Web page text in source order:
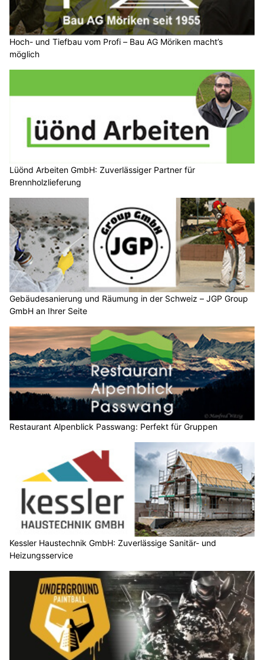
Hoch- und Tiefbau vom Profi – Bau AG Möriken macht’s
möglich
Lüönd Arbeiten GmbH: Zuverlässiger Partner für
Brennholzlieferung
Gebäudesanierung und Räumung in der Schweiz – JGP Group
GmbH an Ihrer Seite
Restaurant Alpenblick Passwang: Perfekt für Gruppen
Kessler Haustechnik GmbH: Zuverlässige Sanitär- und
Heizungsservice